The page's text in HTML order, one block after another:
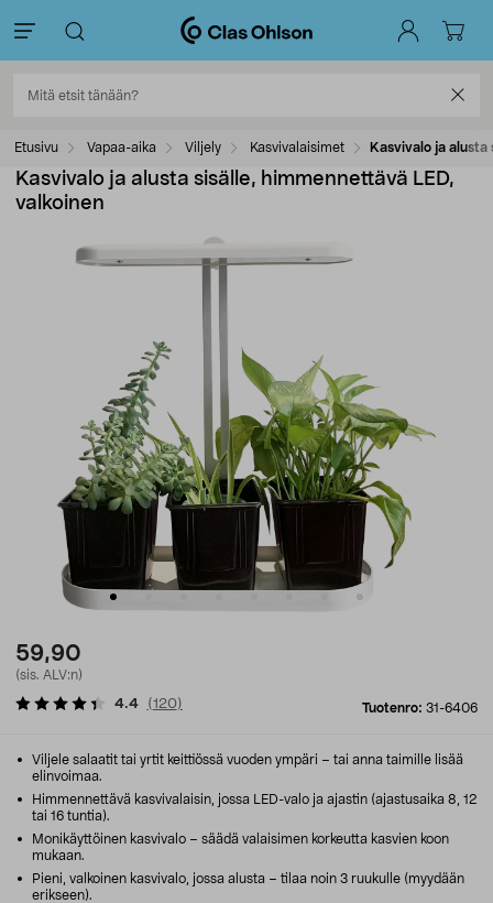
Etusivu Vapaa-aika Viljely Kasvivalaisimet Kasvivalo ja alusta
Kasvivalo ja alusta sisälle, himmennettävä LED,
valkoinen
59,90
(sis. ALV:n)
Tuotenro: 31-6406
4.4 (120)
Viljele salaatit tai yrtit keittiössä vuoden ympäri – tai anna taimille lisää
elinvoimaa.
Himmennettävä kasvivalaisin, jossa LED-valo ja ajastin (ajastusaika 8, 12
tai 16 tuntia).
Monikäyttöinen kasvivalo – säädä valaisimen korkeutta kasvien koon
mukaan.
Pieni, valkoinen kasvivalo, jossa alusta – tilaa noin 3 ruukulle (myydään
erikseen).